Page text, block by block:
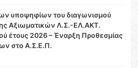
υποψηφίων του διαγωνισμού
Αξιωματικών Λ.Σ.-ΕΛ.ΑΚΤ.
έτους 2026 – Έναρξη Προθεσμίας
στο Α.Σ.Ε.Π.